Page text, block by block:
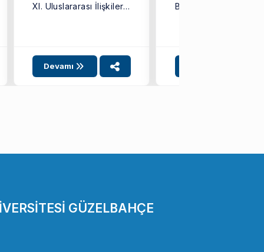
XI. Uluslararası İlişkiler
akademisyenleri ...
Devamı
Bilim İnsanı Teşvik
GÜZELBAHÇE